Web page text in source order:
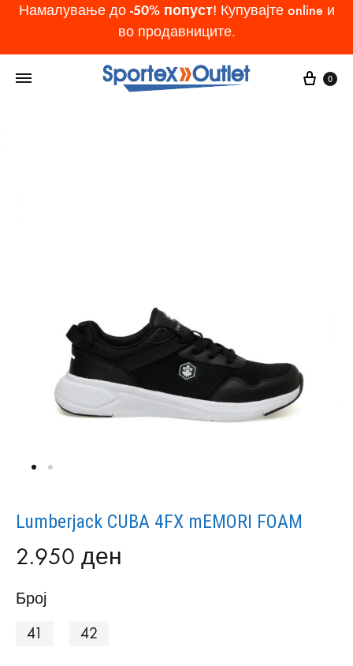
Намалување до -50% попуст! Купувајте online и
во продавниците.
Cart
0
Lumberjack CUBA 4FX mEMORI FOAM
2.950 ден
Број
41
42